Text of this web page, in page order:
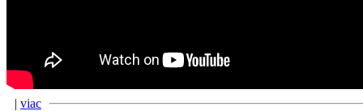
| viac